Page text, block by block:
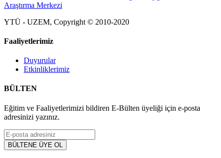
YTÜ - UZEM, Copyright © 2010-2020
Faaliyetlerimiz
Duyurular
Etkinliklerimiz
BÜLTEN
Eğitim ve Faaliyetlerimizi bildiren E-Bülten üyeliği için e-posta
adresinizi yazınız.